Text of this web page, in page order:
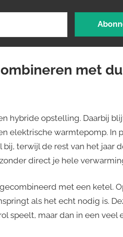
met
hybride opstelling. Daarbij
elektrische warmtepomp. In
terwijl de rest van het jaar
direct je hele
met een ketel.
als het echt nodig is.
speelt, maar dan in een veel